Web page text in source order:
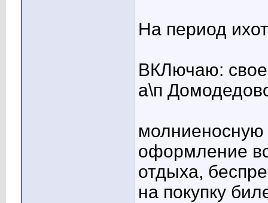
На период
ВКЛючаю:
а\п
молниеносную
оформление
отдыха,
на покупку